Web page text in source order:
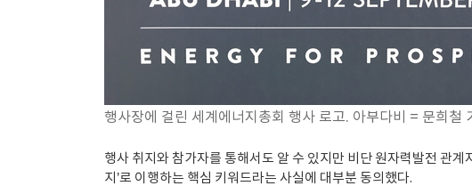
행사장에 걸린 세계에너지총회 행사 로고. 아부다비 = 문희철
행사 취지와 참가자를 통해서도 알 수 있지만 비단 원자력발전 관
지’로 이행하는 핵심 키워드라는 사실에 대부분 동의했다.